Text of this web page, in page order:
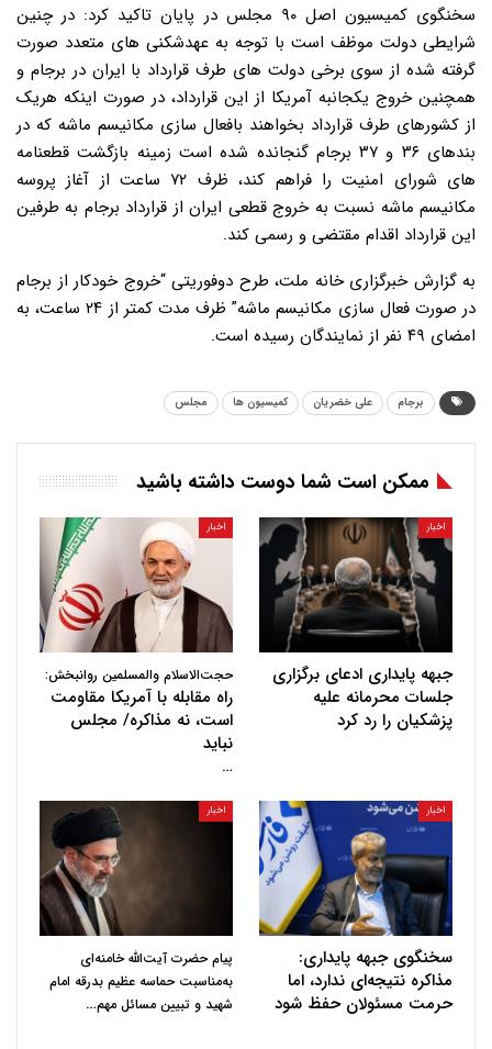
سخنگوی کمیسیون اصل ۹۰ مجلس در پایان تاکید کرد: در چنین
شرایطی دولت موظف است با توجه به عهدشکنی های متعدد صورت
گرفته شده از سوی برخی دولت های طرف قرارداد با ایران در برجام و
همچنین خروج یکجانبه آمریکا از این قرارداد، در صورت اینکه هریک
از کشورهای طرف قرارداد بخواهند بافعال سازی مکانیسم ماشه که در
بندهای ۳۶ و ۳۷ برجام گنجانده شده است زمینه بازگشت قطعنامه
های شورای امنیت را فراهم کند، ظرف ۷۲ ساعت از آغاز پروسه
مکانیسم ماشه نسبت به خروج قطعی ایران از قرارداد برجام به طرفین
این قرارداد اقدام مقتضی و رسمی کند.
به گزارش خبرگزاری خانه ملت، طرح دوفوریتی “خروج خودکار از برجام
در صورت فعال سازی مکانیسم ماشه” ظرف مدت کمتر از ۲۴ ساعت، به
امضای ۴۹ نفر از نمایندگان رسیده است.
برجام علی خضریان کمیسیون ها مجلس
ممکن است شما دوست داشته باشید
اخبار
جبهه پایداری ادعای برگزاری
جلسات محرمانه علیه
پزشکیان را رد کرد
اخبار
حجت‌الاسلام والمسلمین روانبخش:
راه مقابله با آمریکا مقاومت
است، نه مذاکره/ مجلس
نباید
…
اخبار
سخنگوی جبهه پایداری:
مذاکره نتیجه‌ای ندارد، اما
حرمت مسئولان حفظ شود
اخبار
پیام حضرت آیت‌الله خامنه‌ای
به‌مناسبت حماسه عظیم بدرقه امام
شهید و تبیین مسائل مهم…